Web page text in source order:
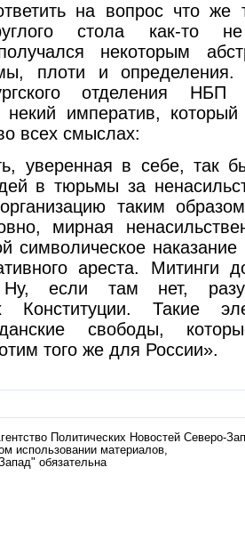
на вопрос что же
стола как-то
некоторым
плоти и определения.
отделения
императив,
всех смыслах:
уверенная в себе, так
в тюрьмы за
таким
мирная
символическое
ареста. Митинги
если там нет,
Конституции. Такие
свободы,
того же для России».
Политических Новостей Северо-
использовании материалов,
обязательна